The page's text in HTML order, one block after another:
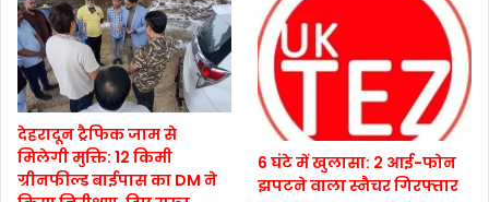
देहरादून ट्रैफिक जाम से
मिलेगी मुक्ति: 12 किमी
ग्रीनफील्ड बाईपास का DM ने
6 घंटे में खुलासा: 2 आई-फोन
झपटने वाला स्नैचर गिरफ्तार